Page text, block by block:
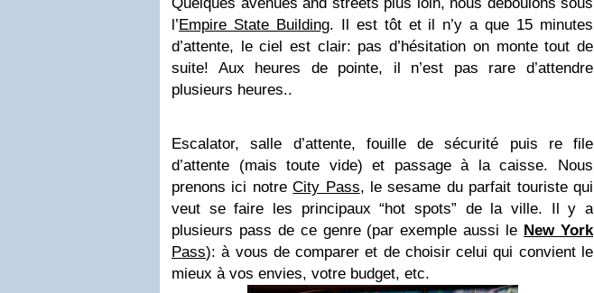
l’Empire State Building. Il est tôt et il n’y a que 15 minutes
d’attente, le ciel est clair: pas d’hésitation on monte tout de
suite! Aux heures de pointe, il n’est pas rare d’attendre
plusieurs heures..
Escalator, salle d’attente, fouille de sécurité puis re file
d’attente (mais toute vide) et passage à la caisse. Nous
prenons ici notreCity Pass, le sesame du parfait touriste qui
veut se faire les principaux “hot spots” de la ville. Il y a
plusieurs pass de ce genre (par exemple aussi le New York
Pass): à vous de comparer et de choisir celui qui convient le
mieux à vos envies, votre budget, etc.